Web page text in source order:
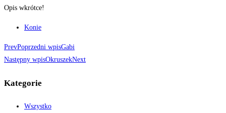
Opis wkrótce!
Konie
PrevPoprzedni wpisGabi
Następny wpisOkruszekNext
Kategorie
Wszystko